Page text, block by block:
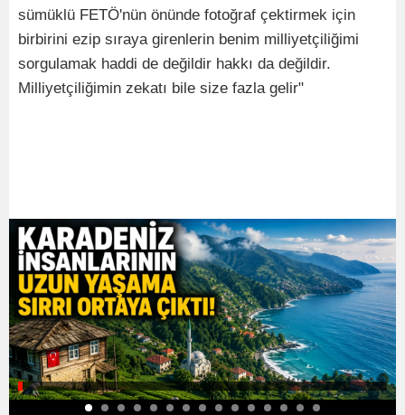
sümüklü FETÖ'nün önünde fotoğraf çektirmek için
birbirini ezip sıraya girenlerin benim milliyetçiliğimi
sorgulamak haddi de değildir hakkı da değildir.
Milliyetçiliğimin zekatı bile size fazla gelir"